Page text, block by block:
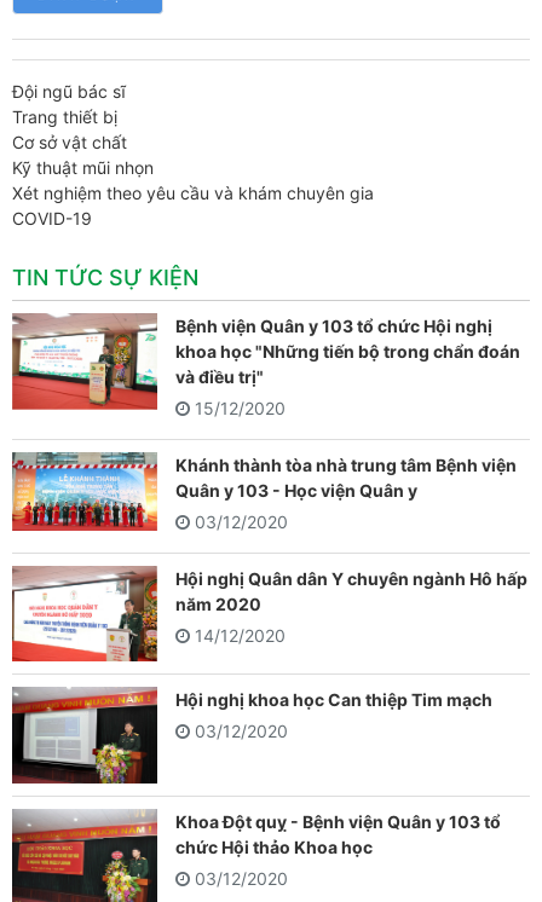
Đội ngũ bác sĩ
Trang thiết bị
Cơ sở vật chất
Kỹ thuật mũi nhọn
Xét nghiệm theo yêu cầu và khám chuyên gia
COVID-19
TIN TỨC SỰ KIỆN
Bệnh viện Quân y 103 tổ chức Hội nghị
khoa học "Những tiến bộ trong chẩn đoán
và điều trị"
15/12/2020
Khánh thành tòa nhà trung tâm Bệnh viện
Quân y 103 - Học viện Quân y
03/12/2020
Hội nghị Quân dân Y chuyên ngành Hô hấp
năm 2020
14/12/2020
Hội nghị khoa học Can thiệp Tim mạch
03/12/2020
Khoa Đột quỵ - Bệnh viện Quân y 103 tổ
chức Hội thảo Khoa học
03/12/2020